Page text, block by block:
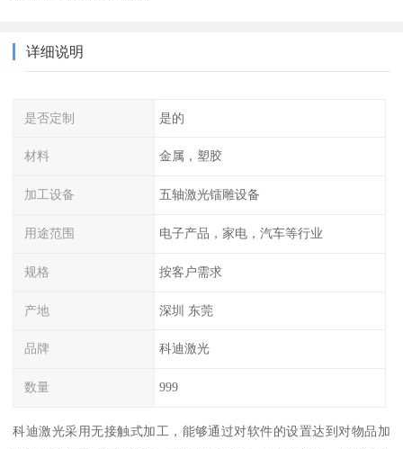
详细说明
是否定制 是的
材料 金属，塑胶
加工设备 五轴激光镭雕设备
用途范围 电子产品，家电，汽车等行业
规格 按客户需求
产地 深圳 东莞
品牌 科迪激光
数量 999
科迪激光采用无接触式加工，能够通过对软件的设置达到对物品加